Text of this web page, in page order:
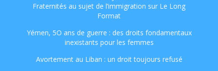
Fraternités au sujet de l’immigration sur Le Long
Format
Yémen, 5O ans de guerre : des droits fondamentaux
inexistants pour les femmes
Avortement au Liban : un droit toujours refusé